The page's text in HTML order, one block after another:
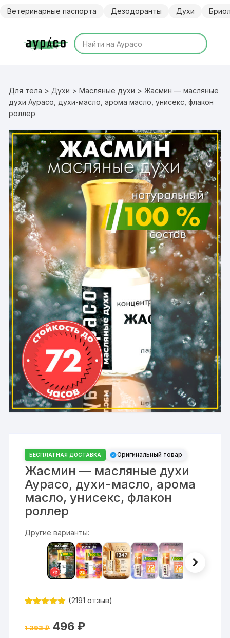
Ветеринарные паспорта Дезодоранты Духи
Для тела > Духи >Масляные духи > Жасмин — масляные
духи Аурасо, духи-масло, арома масло, унисекс, флакон
роллер
БЕСПЛАТНАЯ ДОСТАВКА Оригинальный товар
Жасмин — масляные духи
Аурасо, духи-масло, арома
масло, унисекс, флакон
роллер
Другие варианты:
на основе
(2191 отзыв)
1 393₽ Первоначальная
цена
496 ₽Текущая